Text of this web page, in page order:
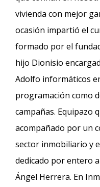
vivienda con mejor
ocasión impartió el
formado por el
hijo Dionisio
Adolfo informáticos
programación como
campañas. Equipazo
acompañado por un
sector inmobiliario y
dedicado por entero
Ángel Herrera. En